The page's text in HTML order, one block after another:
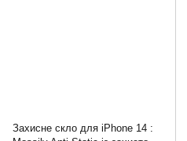
Захисне скло для iPhone 14 :